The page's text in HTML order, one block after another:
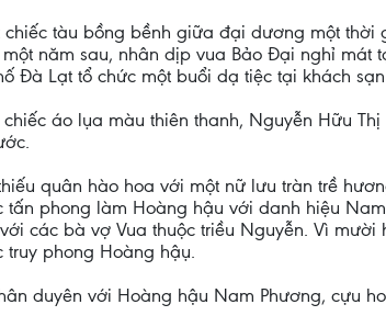
chiếc tàu bồng bềnh giữa đại dương một
năm sau, nhân dịp vua Bảo Đại nghỉ mát
Đà Lạt tổ chức một buổi dạ tiệc tại khách
chiếc áo lụa màu thiên thanh, Nguyễn Hữu
quân hào hoa với một nữ lưu tràn trề
tấn phong làm Hoàng hậu với danh hiệu
các bà vợ Vua thuộc triều Nguyễn. Vì
truy phong Hoàng hậụ.
duyên với Hoàng hậu Nam Phương, cựu